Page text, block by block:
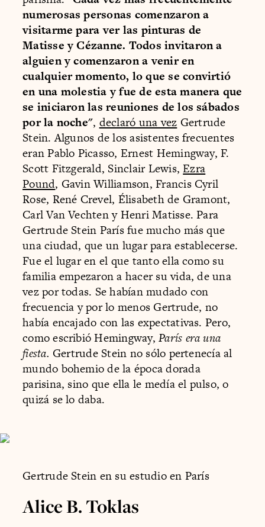
numerosas personas comenzaron a
visitarme para ver las pinturas de
Matisse y Cézanne. Todos invitaron a
alguien y comenzaron a venir en
cualquier momento, lo que se convirtió
en una molestia y fue de esta manera que
se iniciaron las reuniones de los sábados
por la noche", declaró una vez Gertrude
Stein. Algunos de los asistentes frecuentes
eran Pablo Picasso, Ernest Hemingway, F.
Scott Fitzgerald, Sinclair Lewis,Ezra
Pound, Gavin Williamson, Francis Cyril
Rose, René Crevel, Élisabeth de Gramont,
Carl Van Vechten y Henri Matisse. Para
Gertrude Stein París fue mucho más que
una ciudad, que un lugar para establecerse.
Fue el lugar en el que tanto ella como su
familia empezaron a hacer su vida, de una
vez por todas. Se habían mudado con
frecuencia y por lo menos Gertrude, no
había encajado con las expectativas. Pero,
como escribió Hemingway,París era una
fiesta. Gertrude Stein no sólo pertenecía al
mundo bohemio de la época dorada
parisina, sino que ella le medía el pulso, o
quizá se lo daba.
Gertrude Stein en su estudio en París
Alice B. Toklas